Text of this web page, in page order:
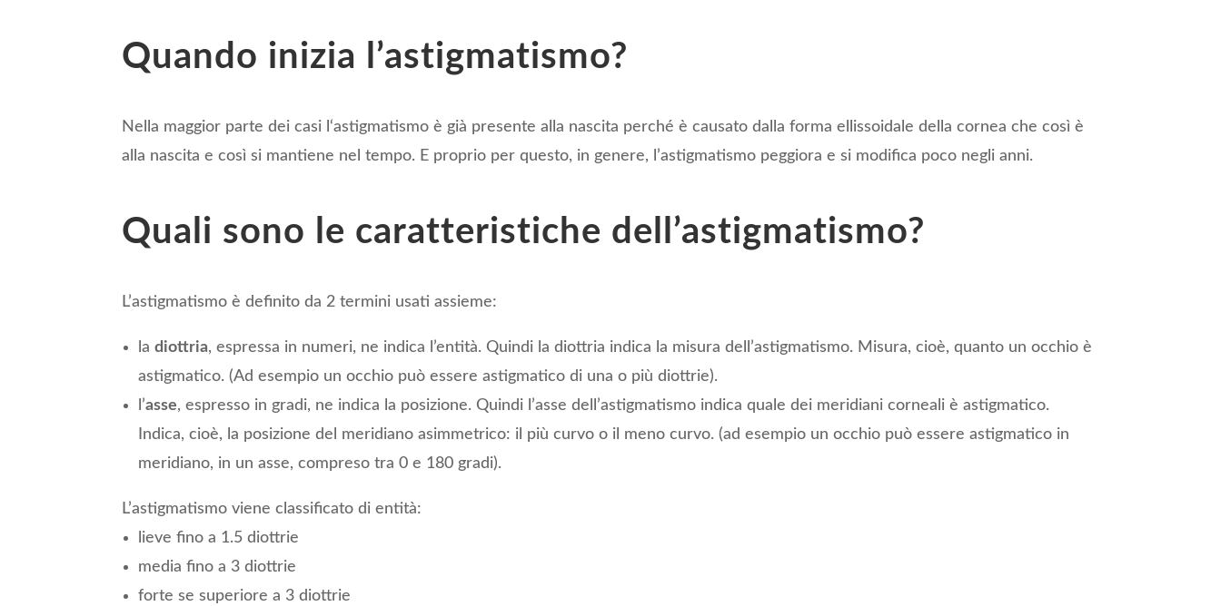
Quando inizia l’astigmatismo?
Nella maggior parte dei casi l‘astigmatismo è già presente alla nascita perché è causato dalla forma ellissoidale della cornea che così è
alla nascita e così si mantiene nel tempo. E proprio per questo, in genere, l’astigmatismo peggiora e si modifica poco negli anni.
Quali sono le caratteristiche dell’astigmatismo?
L’astigmatismo è definito da 2 termini usati assieme:
ladiottria, espressa in numeri, ne indica l’entità. Quindi la diottria indica la misura dell’astigmatismo. Misura, cioè, quanto un occhio è
astigmatico. (Ad esempio un occhio può essere astigmatico di una o più diottrie).
l’asse, espresso in gradi, ne indica la posizione. Quindi l’asse dell’astigmatismo indica quale dei meridiani corneali è astigmatico.
Indica, cioè, la posizione del meridiano asimmetrico: il più curvo o il meno curvo. (ad esempio un occhio può essere astigmatico in
meridiano, in un asse, compreso tra 0 e 180 gradi).
L’astigmatismo viene classificato di entità:
lieve fino a 1.5 diottrie
media fino a 3 diottrie
forte se superiore a 3 diottrie